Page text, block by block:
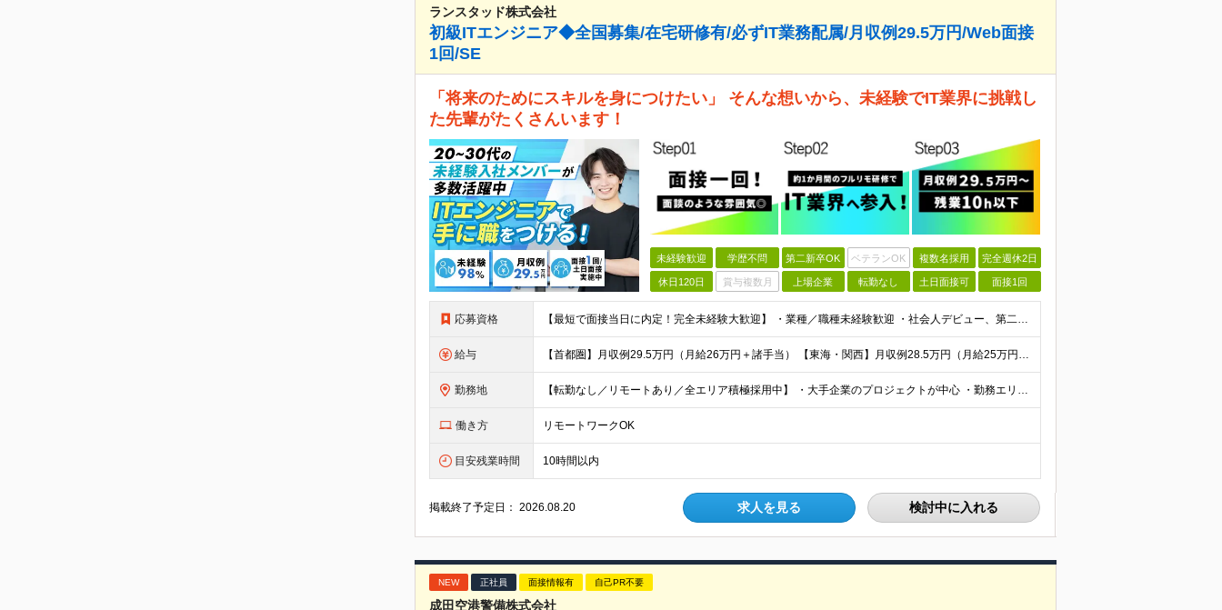
ランスタッド株式会社
初級ITエンジニア◆全国募集/在宅研修有/必ずIT業務配属/月収例29.5万円/Web面接
1回/SE
「将来のためにスキルを身につけたい」 そんな想いから、未経験でIT業界に挑戦し
た先輩がたくさんいます！
未経験歓迎 学歴不問 第二新卒OK ベテランOK 複数名採用 完全週休2日
休日120日 賞与複数月 上場企業 転勤なし 土日面接可 面接1回
応募資格 【最短で面接当日に内定！完全未経験大歓迎】 ・業種／職種未経験歓迎 ・社会人デビュー、第二新卒、既卒者大歓迎 ・学歴不問（文系、理系不問） ・20代～30代、男女問わず活躍中 ・服装、髪色自由 ・明確
給与 【首都圏】月収例29.5万円（月給26万円＋諸手当） 【東海・関西】月収例28.5万円（月給25万円＋諸手当） 【九州】月収例26万円（月給23万円＋諸手当） ※経験・スキル・前職給与を踏まえ、総合
勤務地 【転勤なし／リモートあり／全エリア積極採用中】 ・大手企業のプロジェクトが中心 ・勤務エリアは希望を考慮し決定 ・研修はリモートメインで実施します ・U&Iターンの方も大歓迎◎ ＜主なエリア＞ ■首
働き方 リモートワークOK
目安残業時間 10時間以内
掲載終了予定日：2026.08.20 求人を見る 検討中に入れる
NEW 正社員 面接情報有 自己PR不要
成田空港警備株式会社